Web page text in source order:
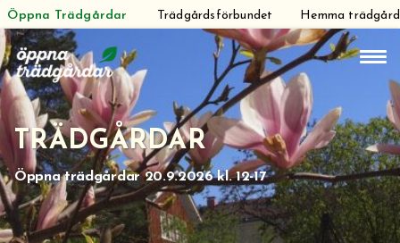
Hoppa
till
innehåll
Öppna Trädgårdar Trädgårdsförbundet Hemma trädgård
TRÄDGÅRDAR
Öppna trädgårdar 20.9.2026 kl. 12-17